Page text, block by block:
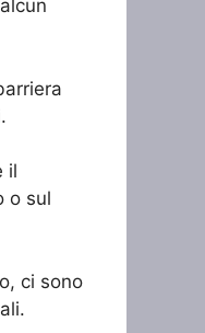
il
o sul
ci sono